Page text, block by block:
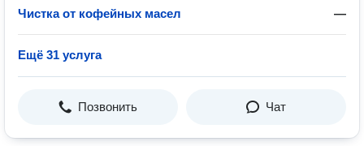
Чистка от кофейных масел —
Ещё 31 услуга
Позвонить Чат